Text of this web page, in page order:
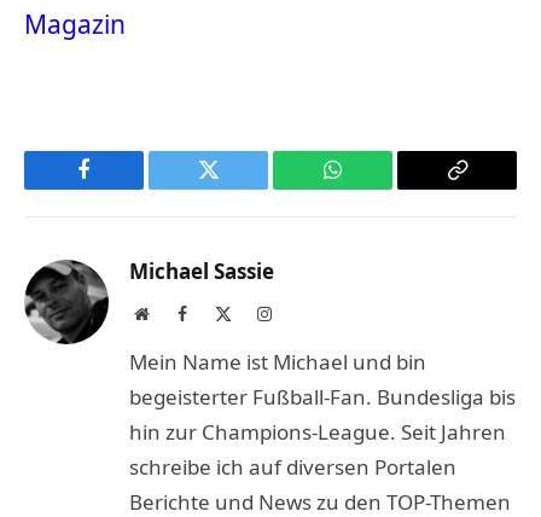
Magazin
Facebook Twitter WhatsApp
Copy
Michael Sassie
WebsiteFacebook Instagram
Mein Name ist Michael und bin
begeisterter Fußball-Fan. Bundesliga bis
hin zur Champions-League. Seit Jahren
schreibe ich auf diversen Portalen
Berichte und News zu den TOP-Themen